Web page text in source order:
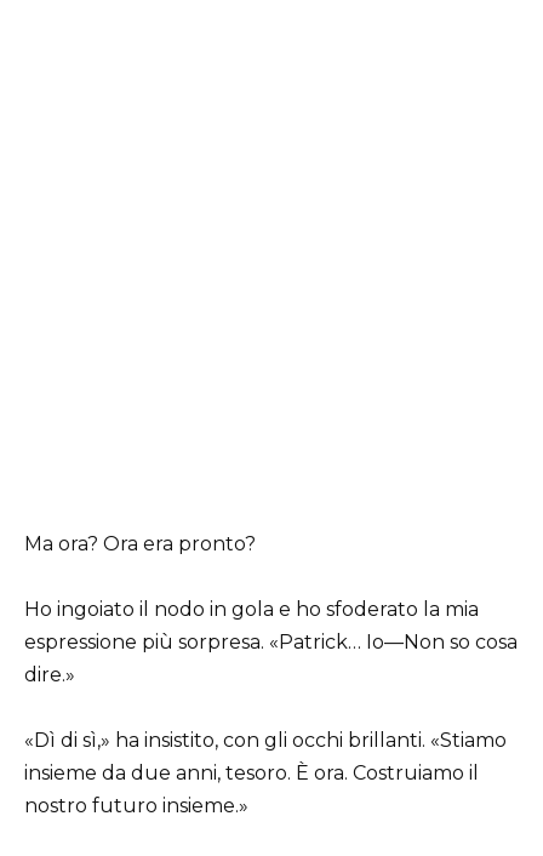
Ma ora? Ora era pronto?
Ho ingoiato il nodo in gola e ho sfoderato la mia
espressione più sorpresa. «Patrick… Io—Non so cosa
dire.»
«Dì di sì,» ha insistito, con gli occhi brillanti. «Stiamo
insieme da due anni, tesoro. È ora. Costruiamo il
nostro futuro insieme.»